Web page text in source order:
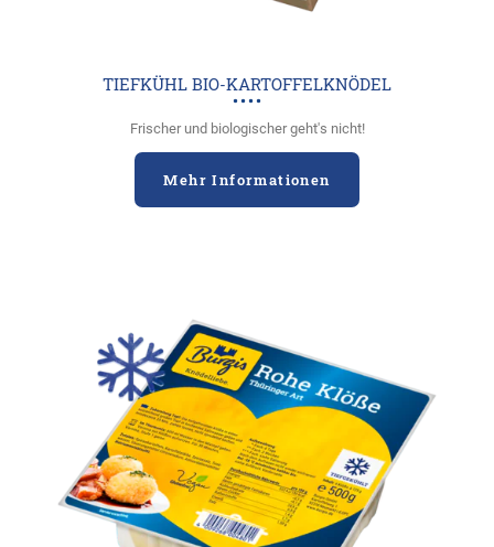
TIEFKÜHL BIO-KARTOFFELKNÖDEL
Frischer und biologischer geht's nicht!
Mehr Informationen